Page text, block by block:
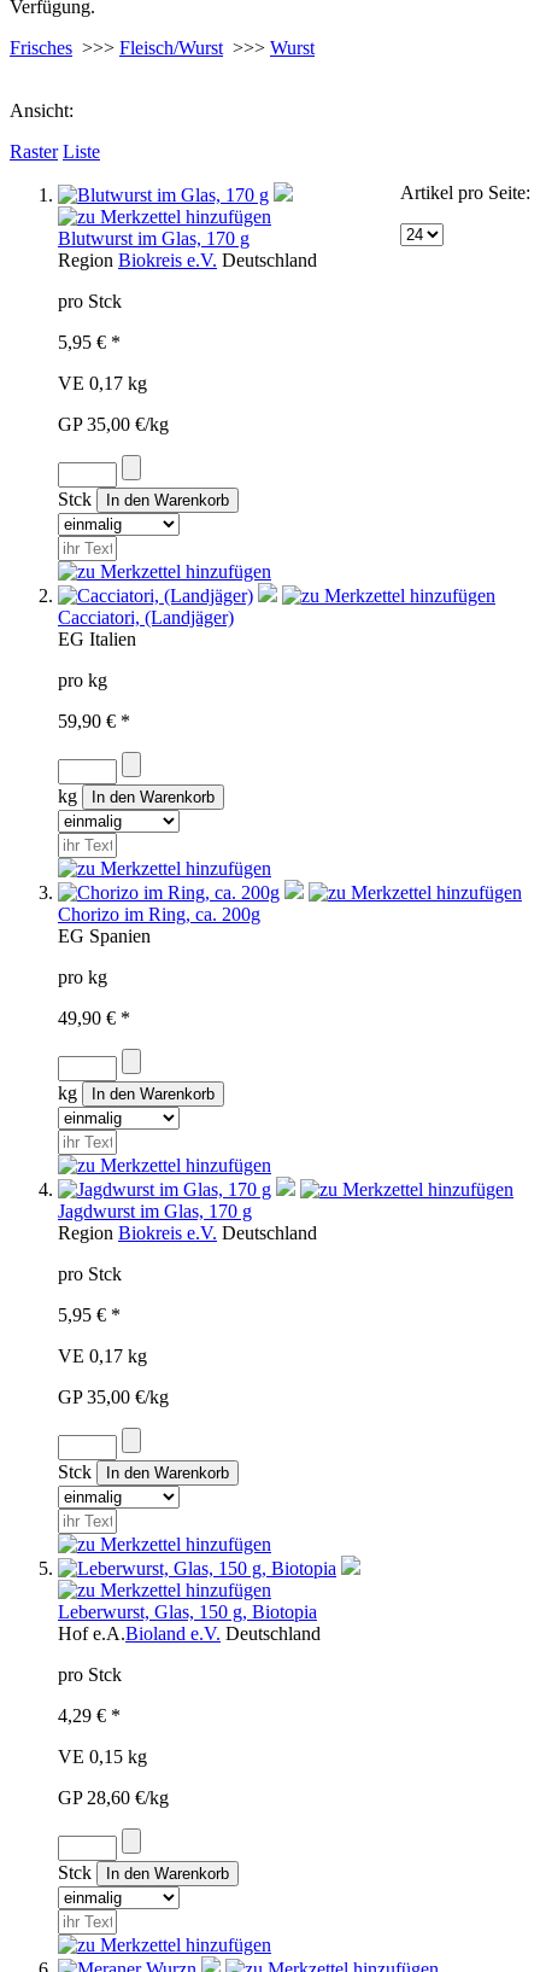
Verfügung.
Frisches >>> Fleisch/Wurst >>> Wurst
Ansicht:
Raster Liste
Artikel pro Seite:
Blutwurst im Glas, 170 g
Region Biokreis e.V. Deutschland
pro Stck
5,95 € *
VE 0,17 kg
GP 35,00 €/kg
Stck
Cacciatori, (Landjäger)
EG Italien
pro kg
59,90 € *
kg
Chorizo im Ring, ca. 200g
EG Spanien
pro kg
49,90 € *
kg
Jagdwurst im Glas, 170 g
Region Biokreis e.V. Deutschland
pro Stck
5,95 € *
VE 0,17 kg
GP 35,00 €/kg
Stck
Leberwurst, Glas, 150 g, Biotopia
Hof e.A.Bioland e.V. Deutschland
pro Stck
4,29 € *
VE 0,15 kg
GP 28,60 €/kg
Stck